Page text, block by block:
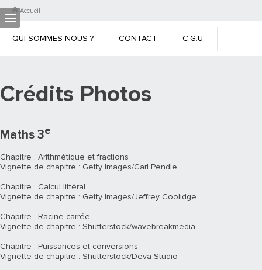
Accueil
QUI SOMMES-NOUS ? CONTACT C.G.U.
Crédits Photos
Maths 3e
Chapitre : Arithmétique et fractions
Vignette de chapitre : Getty Images/Carl Pendle
Chapitre : Calcul littéral
Vignette de chapitre : Getty Images/Jeffrey Coolidge
Chapitre : Racine carrée
Vignette de chapitre : Shutterstock/wavebreakmedia
Chapitre : Puissances et conversions
Vignette de chapitre : Shutterstock/Deva Studio